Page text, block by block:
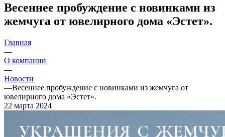
Весеннее пробуждение с новинками из
жемчуга от ювелирного дома «Эстет».
Главная
—
О компании
—
Новости
—Весеннее пробуждение с новинками из жемчуга от
ювелирного дома «Эстет».
22 марта 2024